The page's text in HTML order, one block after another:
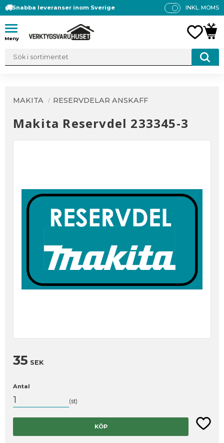
Meny
Snabba leveranser inom Sverige
P
INKL. MOMS
MAKITA RESERVDELAR ANSKAFF
Makita Reservdel 233345-3
35 SEK
Antal
st
KÖP Lägg